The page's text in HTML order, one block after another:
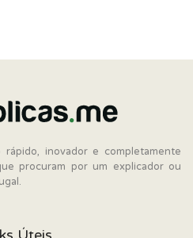
inovador e completamente
procuram por um explicador ou